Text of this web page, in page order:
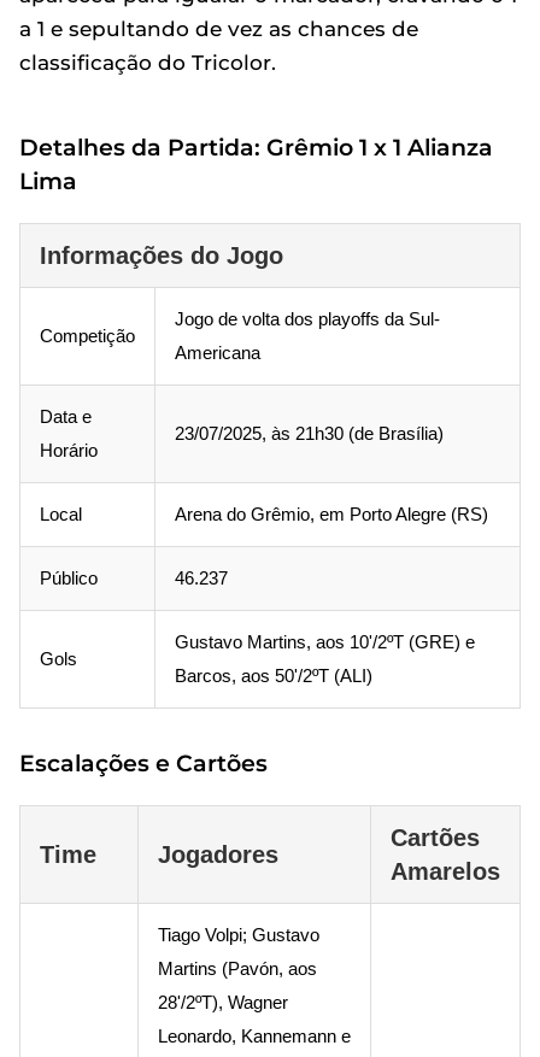
a 1 e sepultando de vez as chances de
classificação do Tricolor.
Detalhes da Partida: Grêmio 1 x 1 Alianza
Lima
Informações do Jogo
Competição
Jogo de volta dos playoffs da Sul-
Americana
Data e
Horário
23/07/2025, às 21h30 (de Brasília)
Local Arena do Grêmio, em Porto Alegre (RS)
Público 46.237
Gols
Gustavo Martins, aos 10'/2ºT (GRE) e
Barcos, aos 50'/2ºT (ALI)
Escalações e Cartões
Time Jogadores
Cartões
Amarelos
Tiago Volpi; Gustavo
Martins (Pavón, aos
28'/2ºT), Wagner
Leonardo, Kannemann e